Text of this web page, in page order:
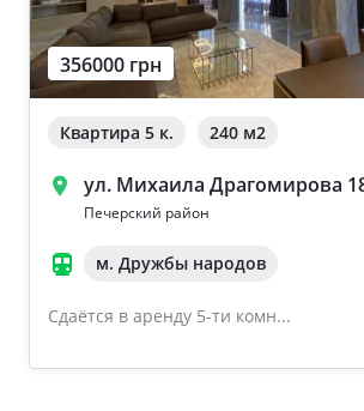
356000 грн
Квартира 5 к. 240 м2
ул. Михаила Драгомирова
Печерский район
м. Дружбы народов
Сдаётся в аренду 5-ти комн...